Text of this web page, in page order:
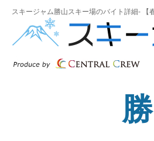
スキージャム勝山スキー場のバイト詳細- 【